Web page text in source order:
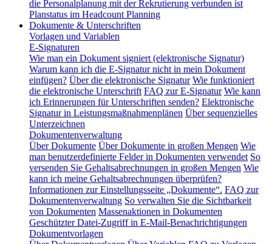
die Personalplanung mit der Rekrutierung verbunden ist
Planstatus im Headcount Planning
Dokumente & Unterschriften
Vorlagen und Variablen
E-Signaturen
Wie man ein Dokument signiert (elektronische Signatur)
Warum kann ich die E-Signatur nicht in mein Dokument
einfügen? Über die elektronische Signatur Wie funktioniert
die elektronische Unterschrift FAQ zur E-Signatur Wie kann
ich Erinnerungen für Unterschriften senden? Elektronische
Signatur in Leistungsmaßnahmenplänen Über sequenzielles
Unterzeichnen
Dokumentenverwaltung
Über Dokumente Über Dokumente in großen Mengen Wie
man benutzerdefinierte Felder in Dokumenten verwendet So
versenden Sie Gehaltsabrechnungen in großen Mengen Wie
kann ich meine Gehaltsabrechnungen überprüfen?
Informationen zur Einstellungsseite „Dokumente“. FAQ zur
Dokumentenverwaltung So verwalten Sie die Sichtbarkeit
von Dokumenten Massenaktionen in Dokumenten
Geschützter Datei-Zugriff in E-Mail-Benachrichtigungen
Dokumentvorlagen